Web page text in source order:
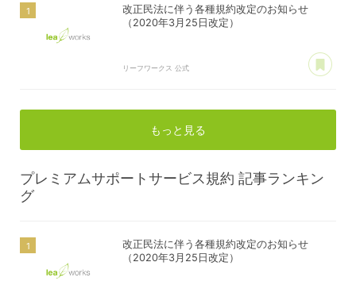
改正民法に伴う各種規約改定のお知らせ
（2020年3月25日改定）
リーフワークス 公式
もっと見る
プレミアムサポートサービス規約 記事ランキン
グ
改正民法に伴う各種規約改定のお知らせ
（2020年3月25日改定）